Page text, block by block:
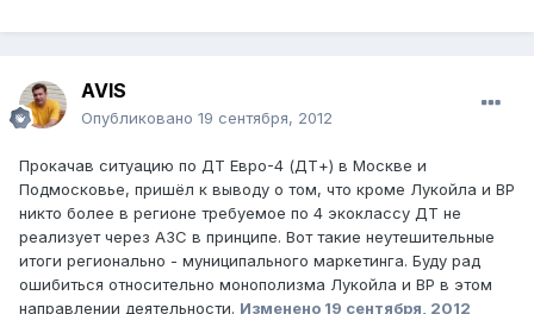
AVIS
Опубликовано 19 сентября, 2012
Прокачав ситуацию по ДТ Евро-4 (ДТ+) в Москве и
Подмосковье, пришёл к выводу о том, что кроме Лукойла и BP
никто более в регионе требуемое по 4 экоклассу ДТ не
реализует через АЗС в принципе. Вот такие неутешительные
итоги регионально - муниципального маркетинга. Буду рад
ошибиться относительно монополизма Лукойла и BP в этом
направлении деятельности. Изменено 19 сентября, 2012